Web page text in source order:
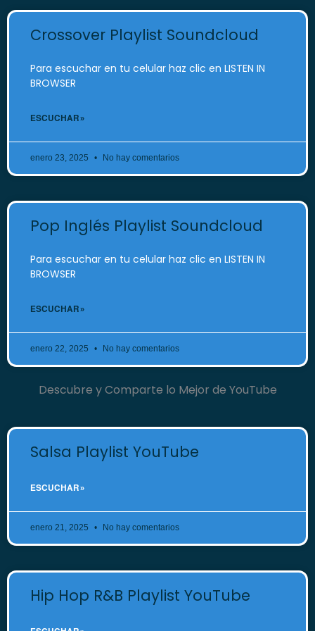
Crossover Playlist Soundcloud
Para escuchar en tu celular haz clic en LISTEN IN
BROWSER
ESCUCHAR »
enero 23, 2025 No hay comentarios
Pop Inglés Playlist Soundcloud
Para escuchar en tu celular haz clic en LISTEN IN
BROWSER
ESCUCHAR »
enero 22, 2025 No hay comentarios
Descubre y Comparte lo Mejor de YouTube
Salsa Playlist YouTube
ESCUCHAR »
enero 21, 2025 No hay comentarios
Hip Hop R&B Playlist YouTube